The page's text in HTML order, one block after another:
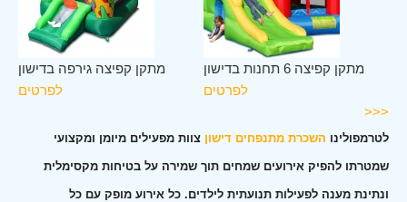
מתקן קפיצה גירפה בדישון
לפרטים
מתקן קפיצה 6 תחנות בדישון
לפרטים
<<<
לטרמפולינו השכרת מתנפחים דישון צוות מפעילים מיומן ומקצועי
שמטרתו להפיק אירועים שמחים תוך שמירה על בטיחות מקסימלית
ונתינת מענה לפעילות תנועתית לילדים. כל אירוע מופק עם כל